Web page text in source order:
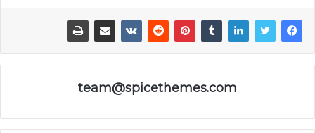
team@spicethemes.com